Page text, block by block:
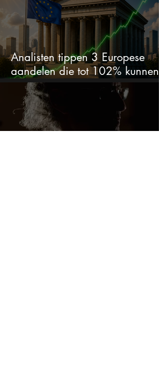
Analisten tippen 3 Europese
aandelen die tot 102% kunnen
stijgen